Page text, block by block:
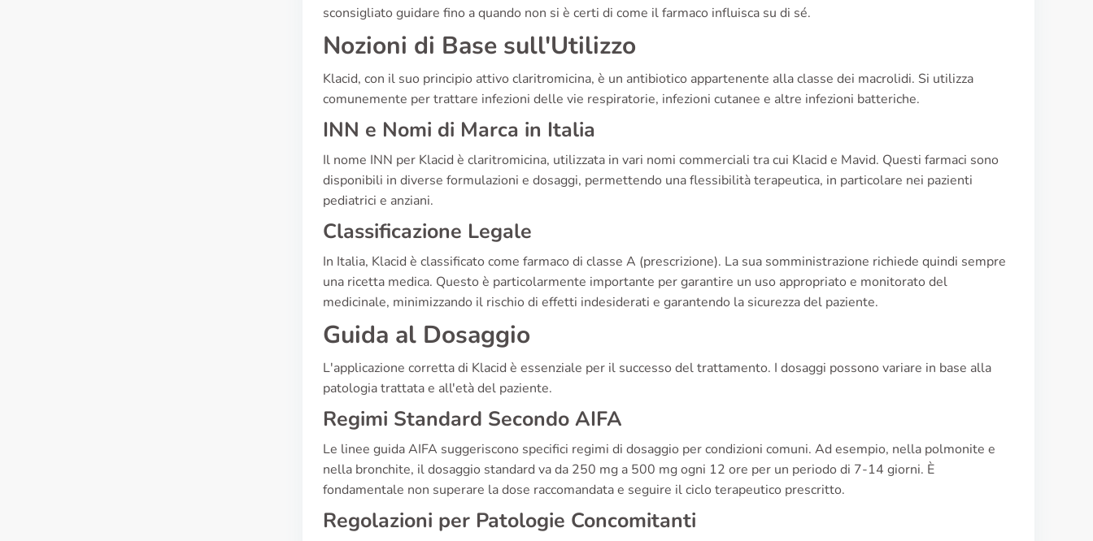
sconsigliato guidare fino a quando non si è certi di come il farmaco influisca su di sé.
Nozioni di Base sull'Utilizzo
Klacid, con il suo principio attivo claritromicina, è un antibiotico appartenente alla classe dei macrolidi. Si utilizza
comunemente per trattare infezioni delle vie respiratorie, infezioni cutanee e altre infezioni batteriche.
INN e Nomi di Marca in Italia
Il nome INN per Klacid è claritromicina, utilizzata in vari nomi commerciali tra cui Klacid e Mavid. Questi farmaci sono
disponibili in diverse formulazioni e dosaggi, permettendo una flessibilità terapeutica, in particolare nei pazienti
pediatrici e anziani.
Classificazione Legale
In Italia, Klacid è classificato come farmaco di classe A (prescrizione). La sua somministrazione richiede quindi sempre
una ricetta medica. Questo è particolarmente importante per garantire un uso appropriato e monitorato del
medicinale, minimizzando il rischio di effetti indesiderati e garantendo la sicurezza del paziente.
Guida al Dosaggio
L'applicazione corretta di Klacid è essenziale per il successo del trattamento. I dosaggi possono variare in base alla
patologia trattata e all'età del paziente.
Regimi Standard Secondo AIFA
Le linee guida AIFA suggeriscono specifici regimi di dosaggio per condizioni comuni. Ad esempio, nella polmonite e
nella bronchite, il dosaggio standard va da 250 mg a 500 mg ogni 12 ore per un periodo di 7-14 giorni. È
fondamentale non superare la dose raccomandata e seguire il ciclo terapeutico prescritto.
Regolazioni per Patologie Concomitanti